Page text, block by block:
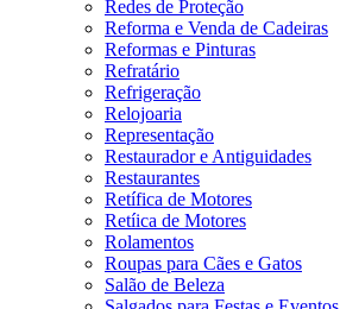
Redes de Proteção
Reforma e Venda de Cadeiras
Reformas e Pinturas
Refratário
Refrigeração
Relojoaria
Representação
Restaurador e Antiguidades
Restaurantes
Retífica de Motores
Retíica de Motores
Rolamentos
Roupas para Cães e Gatos
Salão de Beleza